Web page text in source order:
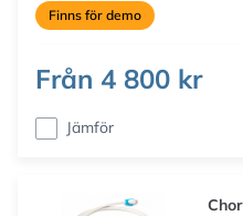
Finns för demo
Från 4 800 kr
Jämför